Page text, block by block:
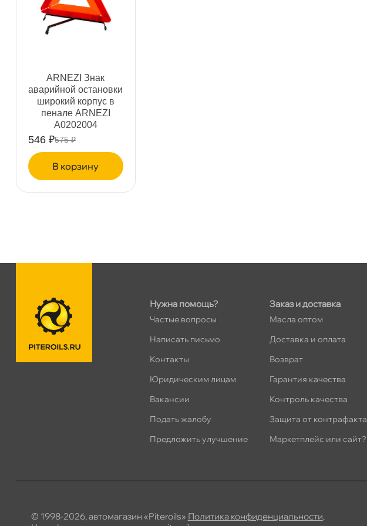
ARNEZI Знак
аварийной остановки
широкий корпус
пенале ARNEZI
A0202004
546 ₽575 ₽
корзину
Пн–Вс10:00 – 21:00
Сегодня, бесплатно
ПН–ВС10:00 – 21:00
Сегодня, бесплатно
Ленинский пр. 92 к.1
ПН–ВС
Сегодня, бесплатно
Дунайский 27к1Б
Хасанская 17к1 (Лента)
ПН–ВС
Сегодня, бесплатно
пр.Просвещения 72
Нужна помощь?
Частые вопросы
Написать письмо
Контакты
Юридическим лицам
акансии
Подать жалобу
Предложить улучшение
Заказ и доставка
Масла оптом
Доставка и оплата
озврат
Гарантия качества
Контроль качества
Защита от контрафакта
Маркетплейс или сайт?
© 1998-2026, автомагазин «Piteroils» Политика конфиденциальности,